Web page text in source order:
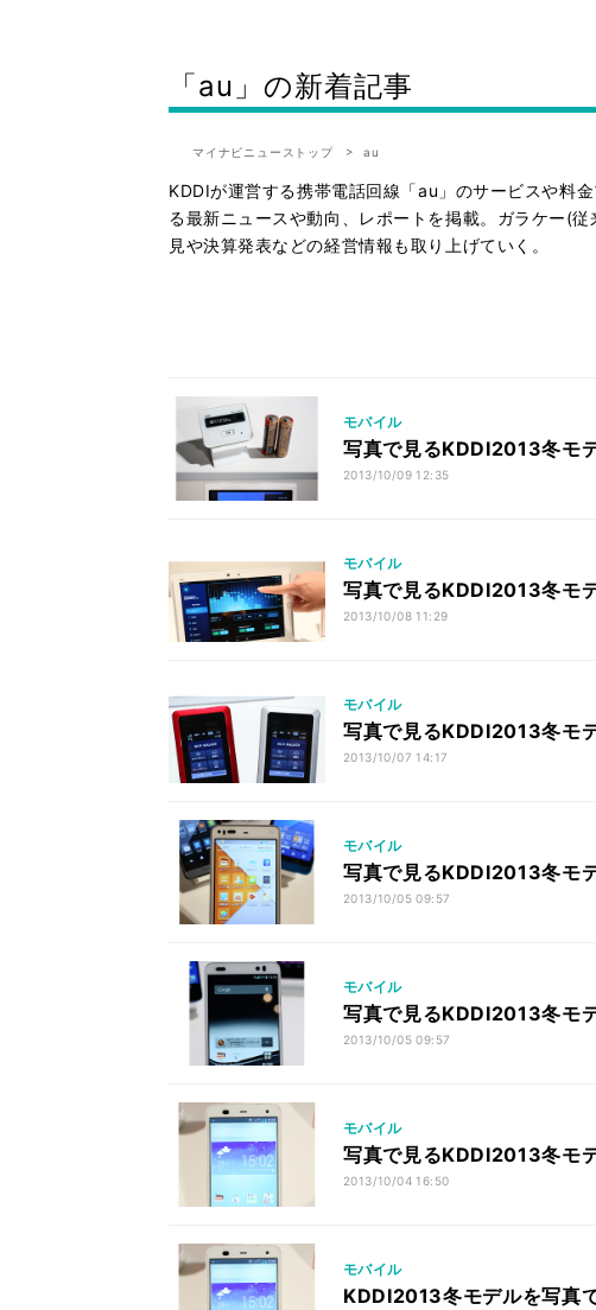
「au」の新着記事
マイナビニューストップ au
KDDIが運営する携帯電話回線「au」のサービスや料
る最新ニュースや動向、レポートを掲載。ガラケー(
見や決算発表などの経営情報も取り上げていく。
モバイル
写真で見るKDDI2013冬モ
2013/10/09 12:35
モバイル
写真で見るKDDI2013冬モ
2013/10/08 11:29
モバイル
写真で見るKDDI2013冬モ
2013/10/07 14:17
モバイル
写真で見るKDDI2013冬モ
2013/10/05 09:57
モバイル
写真で見るKDDI2013冬モ
2013/10/05 09:57
モバイル
写真で見るKDDI2013冬モ
2013/10/04 16:50
モバイル
KDDI2013冬モデルを写真